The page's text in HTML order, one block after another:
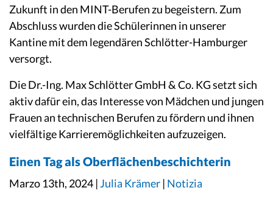
Zukunft in den MINT-Berufen zu begeistern. Zum
Abschluss wurden die Schülerinnen in unserer
Kantine mit dem legendären Schlötter-Hamburger
versorgt.
Die Dr.-Ing. Max Schlötter GmbH & Co. KG setzt sich
aktiv dafür ein, das Interesse von Mädchen und jungen
Frauen an technischen Berufen zu fördern und ihnen
vielfältige Karrieremöglichkeiten aufzuzeigen.
Einen Tag als Oberflächenbeschichterin
Marzo 13th, 2024 |Julia Krämer | Notizia